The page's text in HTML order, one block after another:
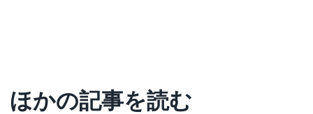
ほかの記事を読む